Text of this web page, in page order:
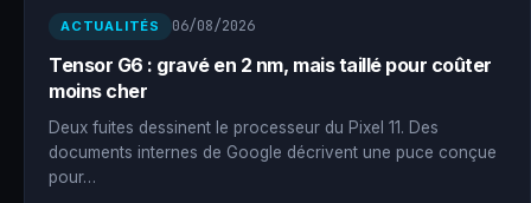
ACTUALITÉS 06/08/2026
Tensor G6 : gravé en 2 nm, mais taillé pour coûter
moins cher
Deux fuites dessinent le processeur du Pixel 11. Des
documents internes de Google décrivent une puce conçue
pour…